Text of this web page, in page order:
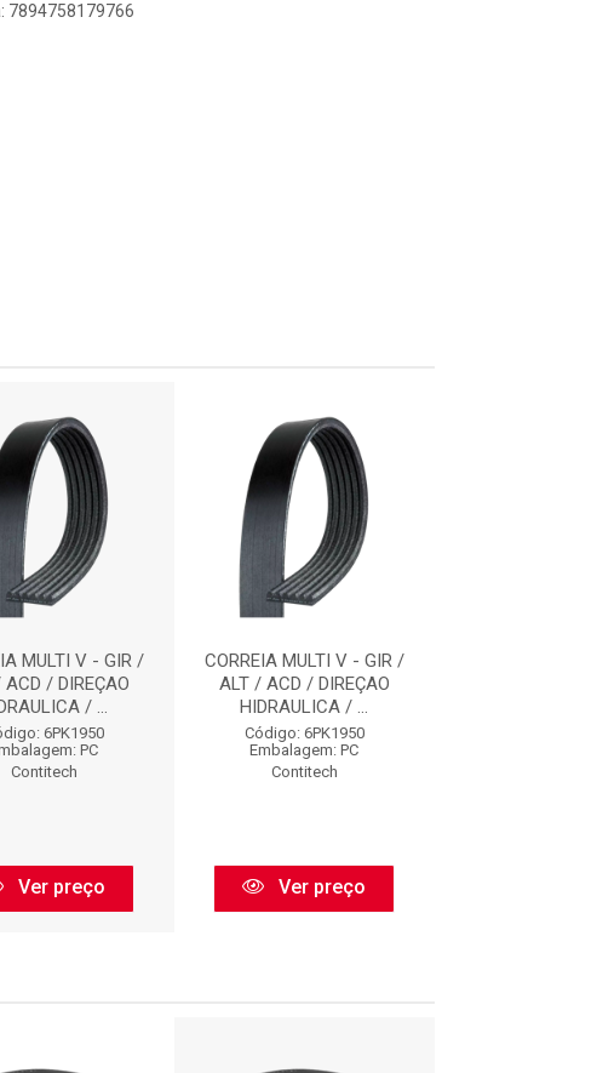
7894758179766
MULTI V - GIR /
/ DIREÇAO
/ ...
6PK1950
PC
Contitech
Ver preço
CORREIA MULTI V - GIR /
ALT / ACD / DIREÇAO
HIDRAULICA / ...
Código: 6PK1950
Embalagem: PC
Contitech
Ver preço